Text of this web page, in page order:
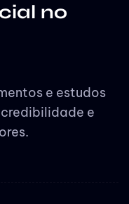
no
e estudos
e